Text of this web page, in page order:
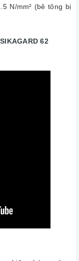
N/mm² (bê tông bị
62